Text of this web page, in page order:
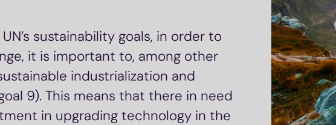
sustainability goals, in order to
it is important to, among other
industrialization and
9). This means that there in need
in upgrading technology in the